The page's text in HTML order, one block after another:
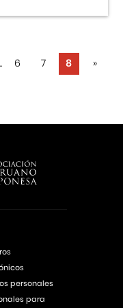
6 7 8 »
personales
para